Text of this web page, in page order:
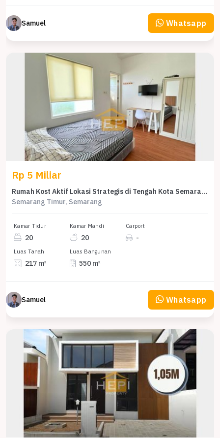
Samuel Whatsapp
Rp 5 Miliar
Rumah Kost Aktif Lokasi Strategis di Tengah Kota Semarang
Semarang Timur, Semarang
Kamar Tidur
20
Kamar Mandi
20
Carport
-
Luas Tanah
217 m²
Luas Bangunan
550 m²
Samuel Whatsapp